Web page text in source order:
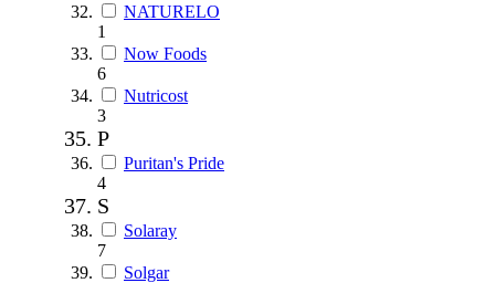
NATURELO
1
Now Foods
6
Nutricost
3
P
Puritan's Pride
4
S
Solaray
7
Solgar